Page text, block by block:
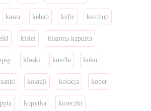
kawa kebab kefir ketchup
kisiel kiszona kapusta
kluski knedle koko
koktajl kolacja koper
kopytka koreczki